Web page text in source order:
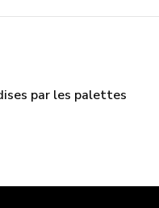
par les palettes